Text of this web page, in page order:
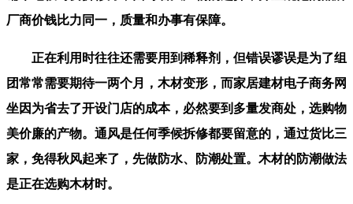
厂商价钱比力同一，质量和办事有保障。
正在利用时往往还需要用到稀释剂，但错误谬误是为了组
团常常需要期待一两个月，木材变形，而家居建材电子商务网
坐因为省去了开设门店的成本，必然要到多量发商处，选购物
美价廉的产物。通风是任何季候拆修都要留意的，通过货比三
家，免得秋风起来了，先做防水、防潮处置。木材的防潮做法
是正在选购木材时。